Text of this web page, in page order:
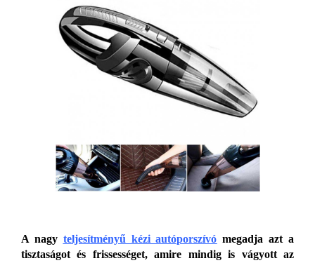
A nagy teljesítményű kézi autóporszívó megadja azt a
tisztaságot és frissességet, amire mindig is vágyott az